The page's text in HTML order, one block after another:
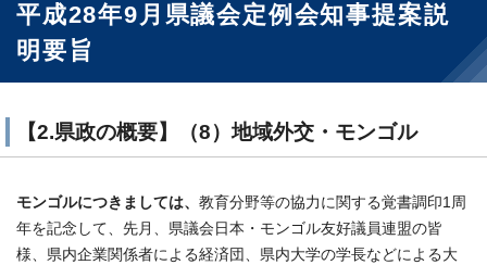
平成28年9月県議会定例会知事提案説
明要旨
【2.県政の概要】（8）地域外交・モンゴル
モンゴルにつきましては、 教育分野等の協力に関する覚書調印1周
年を記念して、先月、県議会日本・モンゴル友好議員連盟の皆
様、県内企業関係者による経済団、県内大学の学長などによる大